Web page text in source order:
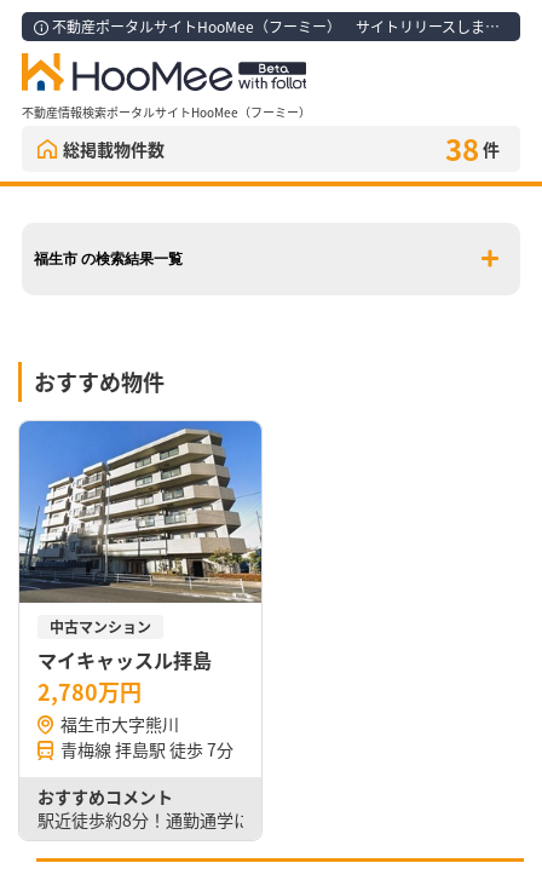
不動産ポータルサイトHooMee（フーミー） サイトリリースしました！
不動産情報検索ポータルサイトHooMee（フーミー）
総掲載物件数 38 件
福生市 の検索結果一覧
おすすめ物件
中古マンション
マイキャッスル拝島
2,780万円
福生市大字熊川
青梅線 拝島駅 徒歩 7分
おすすめコメント
駅近徒歩約8分！通勤通学に便利なマンションです◎